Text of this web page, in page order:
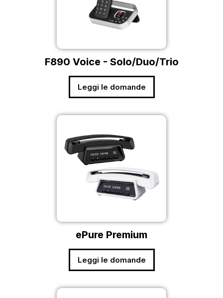
F890 Voice - Solo/Duo/Trio
Leggi le domande
ePure Premium
Leggi le domande